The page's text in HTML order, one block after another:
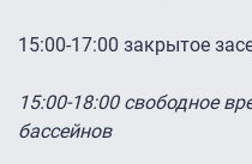
15:00-17:00 закрытое
15:00-18:00 свободное
бассейнов